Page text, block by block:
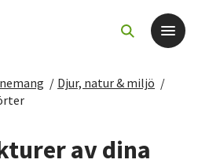
/ Djur, natur & miljö /
av dina